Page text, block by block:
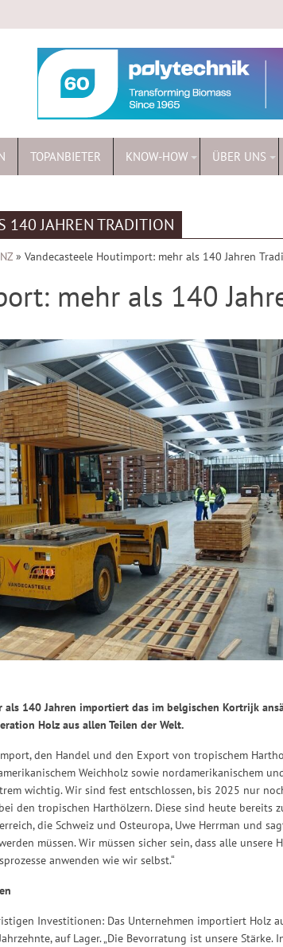
TOPANBIETER KNOW-HOW ÜBER UNS
140 JAHREN TRADITION
» Vandecasteele Houtimport: mehr als 140 Jahren
mehr als 140
140 Jahren importiert das im belgischen Kortrijk
Holz aus allen Teilen der Welt.
den Handel und den Export von tropischem
Weichholz sowie nordamerikanischem
wichtig. Wir sind fest entschlossen, bis 2025 nur
den tropischen Harthölzern. Diese sind heute bereits
die Schweiz und Osteuropa, Uwe Herrman und
müssen. Wir müssen sicher sein, dass alle unsere
anwenden wie wir selbst.“
Investitionen: Das Unternehmen importiert Holz
auf Lager. „Die Bevorratung ist unsere Stärke.